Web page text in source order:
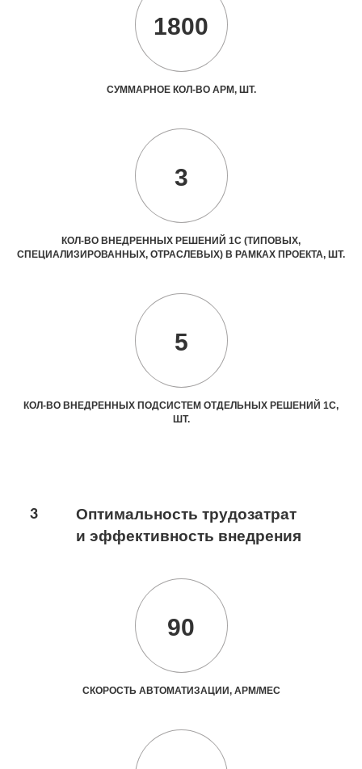
1800
СУММАРНОЕ КОЛ-ВО АРМ, ШТ.
3
КОЛ-ВО ВНЕДРЕННЫХ РЕШЕНИЙ 1С (ТИПОВЫХ,
СПЕЦИАЛИЗИРОВАННЫХ, ОТРАСЛЕВЫХ) В РАМКАХ ПРОЕКТА, ШТ.
5
КОЛ-ВО ВНЕДРЕННЫХ ПОДСИСТЕМ ОТДЕЛЬНЫХ РЕШЕНИЙ 1С,
ШТ.
3
Оптимальность трудозатрат
и эффективность внедрения
90
СКОРОСТЬ АВТОМАТИЗАЦИИ, АРМ/МЕС